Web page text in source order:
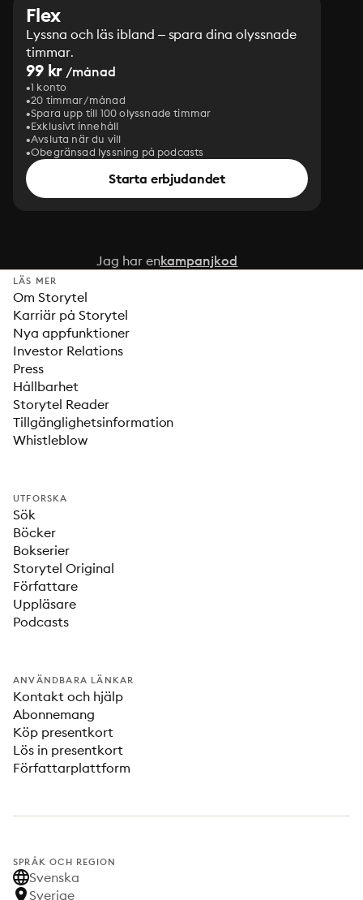
Flex
Lyssna och läs ibland – spara dina olyssnade
timmar.
99 kr /månad
1 konto
20 timmar/månad
Spara upp till 100 olyssnade timmar
Exklusivt innehåll
Avsluta när du vill
Obegränsad lyssning på podcasts
Starta erbjudandet
Jag har enkampanjkod
LÄS MER
Om Storytel
Karriär på Storytel
Nya appfunktioner
Investor Relations
Press
Hållbarhet
Storytel Reader
Tillgänglighetsinformation
Whistleblow
UTFORSKA
Sök
Böcker
Bokserier
Storytel Original
Författare
Uppläsare
Podcasts
ANVÄNDBARA LÄNKAR
Kontakt och hjälp
Abonnemang
Köp presentkort
Lös in presentkort
Författarplattform
SPRÅK OCH REGION
Svenska
Sverige